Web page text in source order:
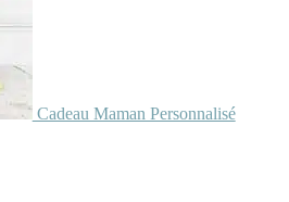
Cadeau Maman Personnalisé